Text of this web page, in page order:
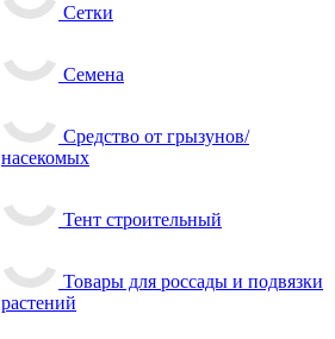
Сетки
Семена
Средство от грызунов/
насекомых
Тент строительный
Товары для россады и подвязки
растений